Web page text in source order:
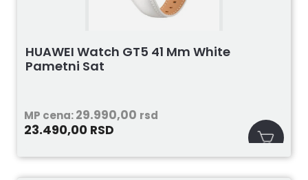
HUAWEI Watch GT5 41 Mm White
Pametni Sat
MP cena:29.990,00 rsd
23.490,00 RSD